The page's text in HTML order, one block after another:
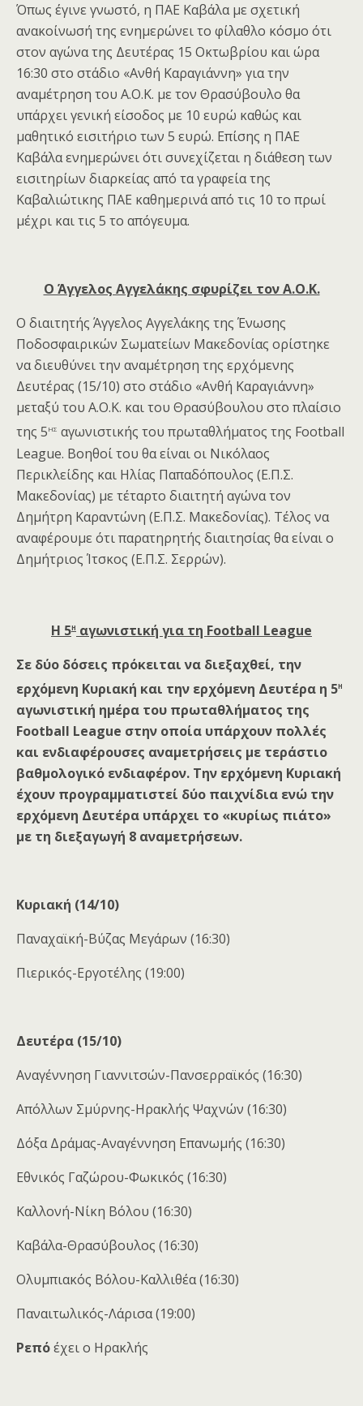
Όπως έγινε γνωστό, η ΠΑΕ Καβάλα με σχετική
ανακοίνωσή της ενημερώνει το φίλαθλο κόσμο ότι
στον αγώνα της Δευτέρας 15 Οκτωβρίου και ώρα
16:30 στο στάδιο «Ανθή Καραγιάννη» για την
αναμέτρηση του Α.Ο.Κ. με τον Θρασύβουλο θα
υπάρχει γενική είσοδος με 10 ευρώ καθώς και
μαθητικό εισιτήριο των 5 ευρώ. Επίσης η ΠΑΕ
Καβάλα ενημερώνει ότι συνεχίζεται η διάθεση των
εισιτηρίων διαρκείας από τα γραφεία της
Καβαλιώτικης ΠΑΕ καθημερινά από τις 10 το πρωί
μέχρι και τις 5 το απόγευμα.
Ο Άγγελος Αγγελάκης σφυρίζει τον Α.Ο.Κ.
Ο διαιτητής Άγγελος Αγγελάκης της Ένωσης
Ποδοσφαιρικών Σωματείων Μακεδονίας ορίστηκε
να διευθύνει την αναμέτρηση της ερχόμενης
Δευτέρας (15/10) στο στάδιο «Ανθή Καραγιάννη»
μεταξύ του Α.Ο.Κ. και του Θρασύβουλου στο πλαίσιο
της 5ης αγωνιστικής του πρωταθλήματος της Football
League. Βοηθοί του θα είναι οι Νικόλαος
Περικλείδης και Ηλίας Παπαδόπουλος (Ε.Π.Σ.
Μακεδονίας) με τέταρτο διαιτητή αγώνα τον
Δημήτρη Καραντώνη (Ε.Π.Σ. Μακεδονίας). Τέλος να
αναφέρουμε ότι παρατηρητής διαιτησίας θα είναι ο
Δημήτριος Ίτσκος (Ε.Π.Σ. Σερρών).
Η 5η αγωνιστική για τη Football League
Σε δύο δόσεις πρόκειται να διεξαχθεί, την
ερχόμενη Κυριακή και την ερχόμενη Δευτέρα η 5η
αγωνιστική ημέρα του πρωταθλήματος της
Football League στην οποία υπάρχουν πολλές
και ενδιαφέρουσες αναμετρήσεις με τεράστιο
βαθμολογικό ενδιαφέρον. Την ερχόμενη Κυριακή
έχουν προγραμματιστεί δύο παιχνίδια ενώ την
ερχόμενη Δευτέρα υπάρχει το «κυρίως πιάτο»
με τη διεξαγωγή 8 αναμετρήσεων.
Κυριακή (14/10)
Παναχαϊκή-Βύζας Μεγάρων (16:30)
Πιερικός-Εργοτέλης (19:00)
Δευτέρα (15/10)
Αναγέννηση Γιαννιτσών-Πανσερραϊκός (16:30)
Απόλλων Σμύρνης-Ηρακλής Ψαχνών (16:30)
Δόξα Δράμας-Αναγέννηση Επανωμής (16:30)
Εθνικός Γαζώρου-Φωκικός (16:30)
Καλλονή-Νίκη Βόλου (16:30)
Καβάλα-Θρασύβουλος (16:30)
Ολυμπιακός Βόλου-Καλλιθέα (16:30)
Παναιτωλικός-Λάρισα (19:00)
Ρεπόέχει ο Ηρακλής